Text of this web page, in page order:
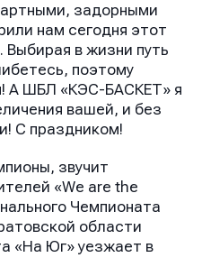
задорными
нам сегодня этот
в жизни путь
поэтому
А ШБЛ «КЭС-БАСКЕТ» я
вашей, и без
С праздником!
звучит
«We are the
Чемпионата
области
«На Юг» уезжает в